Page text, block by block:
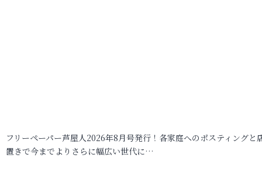
フリーペーパー芦屋人2026年8月号発行！各家庭へのポスティングと
置きで今までよりさらに幅広い世代に…